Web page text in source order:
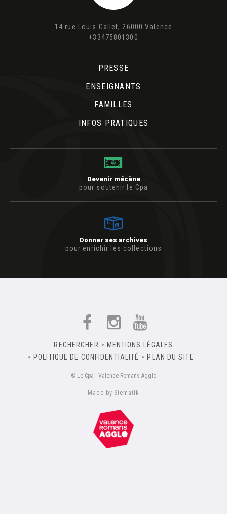
14 rue Louis Gallet, 26000 Valence
+33475801300
PRESSE
ENSEIGNANTS
FAMILLES
INFOS PRATIQUES
Devenir mécène
pour soutenir le Cpa
Donner ses archives
pour enrichir les collections
RECHERCHER
MENTIONS LÉGALES
POLITIQUE DE CONFIDENTIALITÉ
PLAN DU SITE
© Le Cpa - Valence Romans Agglo
Made by 6tematik